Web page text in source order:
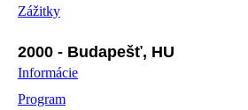
Zážitky
2000 - Budapešť, HU
Informácie
Program